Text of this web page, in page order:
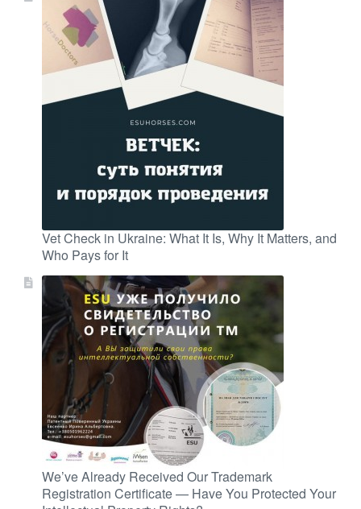
Vet Check in Ukraine: What It Is, Why It Matters, and
Who Pays for It
We’ve Already Received Our Trademark
Registration Certificate — Have You Protected Your